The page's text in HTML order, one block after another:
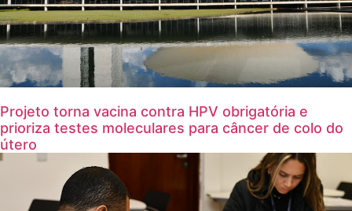
Projeto torna vacina contra HPV obrigatória e
prioriza testes moleculares para câncer de colo do
útero